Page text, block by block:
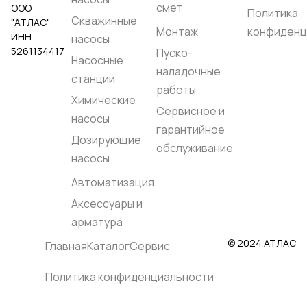
жидкости, °C::
Максимальное
рабочее давление,
бар::
Корпус насоса::
Нержавеющая сталь
EN 1.4301 (AISI 304)
Нержавеющая сталь
EN 1.4057 (AISI 431)
производства::
ООО
"АТЛАС"
ИНН
5261134417
Скважинные
насосы
Насосные
станции
Химические
насосы
Дозирующие
насосы
Автоматизация
Аксессуары и
арматура
смет
Монтаж
Пуско-
наладочные
работы
Сервисное и
гарантийное
обслуживание
Политика
ГлавнаяКаталогСервис
Политика конфиденциальности
© 2024 АТЛАС